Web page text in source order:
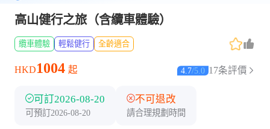
高山健行之旅（含纜車體驗）
纜車體驗 輕鬆健行 全齡適合
HKD1004 起 4.7/5.0 17条評價
可訂2026-08-20
可預訂2026-08-20
不可退改
請合理規劃時間